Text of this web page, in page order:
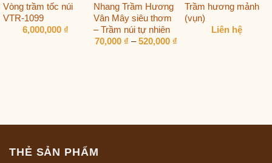
Vòng trầm tốc núi
VTR-1099
6,000,000 ₫
Nhang Trầm Hương
Vân Mây siêu thơm
– Trầm núi tự nhiên
70,000 ₫ – 520,000 ₫Khoảng
Trầm hương mảnh
(vụn)
Liên hệ
THẺ SẢN PHẨM